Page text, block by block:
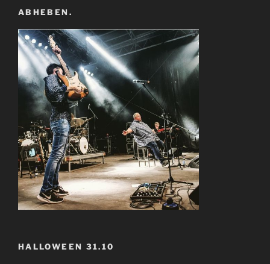
ABHEBEN.
HALLOWEEN 31.10